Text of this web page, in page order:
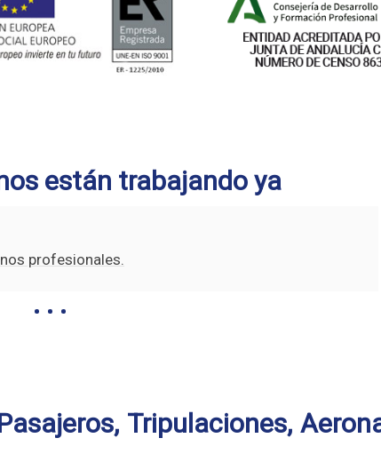
están trabajando ya
profesionales.
Tripulaciones,